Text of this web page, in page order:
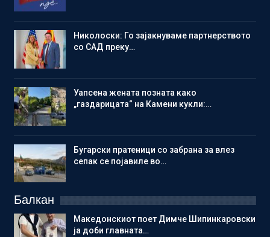
Николоски: Го зајакнуваме партнерството
со САД преку…
Уапсена жената позната како
„газдарицата“ на Камени кукли:…
Бугарски пратеници со забрана за влез
сепак се појавиле во…
Балкан
Македонскиот поет Димче Шипинкаровски
ја доби главната…